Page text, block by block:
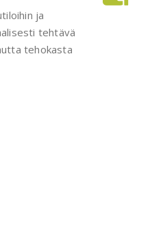
ja
tehtävä
tehokasta